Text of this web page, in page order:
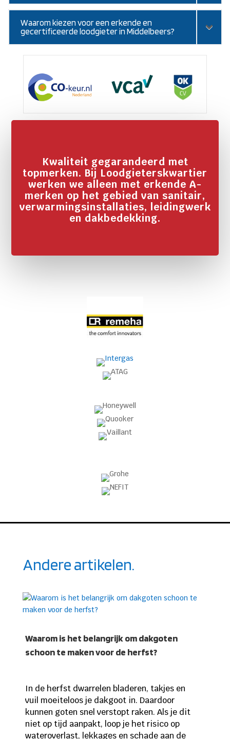
Waarom kiezen voor een erkende en
gecertificeerde loodgieter in Middelbeers?
Kwaliteit gegarandeerd met
topmerken. Bij Loodgieterskwartier
werken we alleen met erkende A-
merken op het gebied van sanitair,
verwarmingsinstallaties, leidingwerk
en dakbedekking.
Andere artikelen.
Waarom is het belangrijk om dakgoten
schoon te maken voor de herfst?
In de herfst dwarrelen bladeren, takjes en
vuil moeiteloos je dakgoot in. Daardoor
kunnen goten snel verstopt raken. Als je dit
niet op tijd aanpakt, loop je het risico op
wateroverlast, lekkages en schade aan de